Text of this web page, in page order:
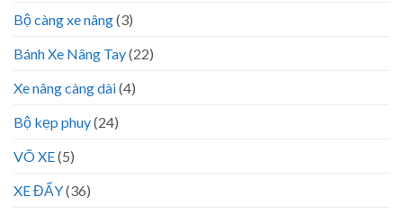
Bộ càng xe nâng(3)
Bánh Xe Nâng Tay(22)
Xe nâng càng dài(4)
Bộ kẹp phuy(24)
VÕ XE(5)
XE ĐẨY(36)